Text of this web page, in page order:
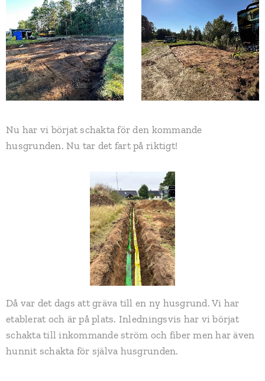
Nu har vi börjat schakta för den kommande
husgrunden. Nu tar det fart på riktigt!
Då var det dags att gräva till en ny husgrund. Vi har
etablerat och är på plats. Inledningsvis har vi börjat
schakta till inkommande ström och fiber men har även
hunnit schakta för själva husgrunden.